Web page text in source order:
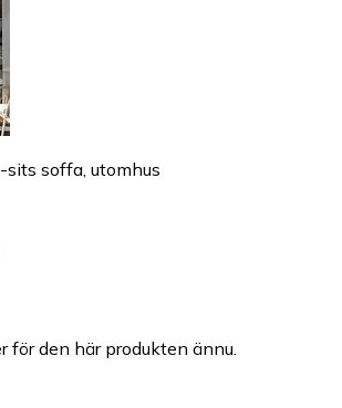
sits soffa, utomhus
för den här produkten ännu.